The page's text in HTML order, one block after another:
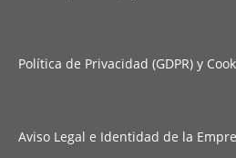
Política de Privacidad (GDPR) y
Aviso Legal e Identidad de la